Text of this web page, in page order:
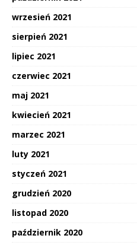
wrzesień 2021
sierpień 2021
lipiec 2021
czerwiec 2021
maj 2021
kwiecień 2021
marzec 2021
luty 2021
styczeń 2021
grudzień 2020
listopad 2020
październik 2020